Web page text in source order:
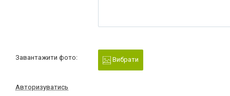
Завантажити фото: Вибрати
Авторизуватись